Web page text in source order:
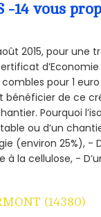
-14 vous
2015, pour une
pour 1
bénéficier de ce
Pourquoi
ou d’un
(environ 25%), -
la cellulose, -
(14380)